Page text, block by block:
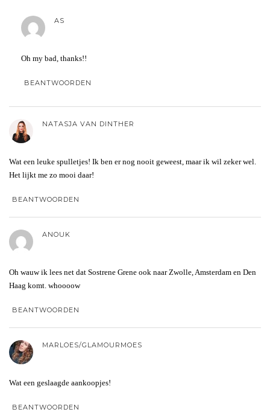
AS
Oh my bad, thanks!!
BEANTWOORDEN
NATASJA VAN DINTHER
Wat een leuke spulletjes! Ik ben er nog nooit geweest, maar ik wil zeker wel.
Het lijkt me zo mooi daar!
BEANTWOORDEN
ANOUK
Oh wauw ik lees net dat Sostrene Grene ook naar Zwolle, Amsterdam en Den
Haag komt. whoooow
BEANTWOORDEN
MARLOES/GLAMOURMOES
Wat een geslaagde aankoopjes!
BEANTWOORDEN